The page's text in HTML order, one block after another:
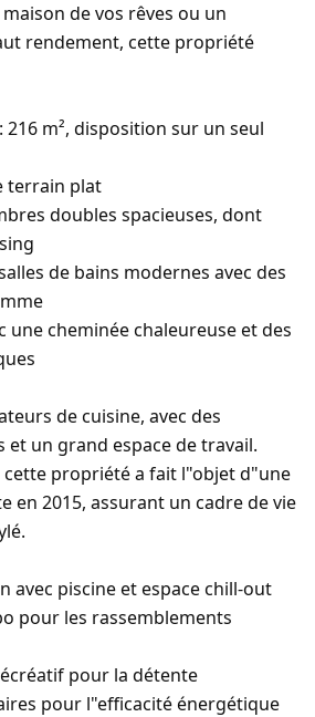
de vos rêves ou un
rendement, cette propriété
216 m², disposition sur un seul
terrain plat
doubles spacieuses, dont
de bains modernes avec des
une cheminée chaleureuse et des
de cuisine, avec des
et un grand espace de travail.
cette propriété a fait l"objet d"une
en 2015, assurant un cadre de vie
avec piscine et espace chill-out
pour les rassemblements
pour la détente
pour l"efficacité énergétique